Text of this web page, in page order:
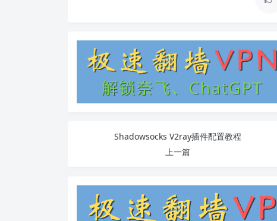
Shadowsocks V2ray插件配置教程
上一篇